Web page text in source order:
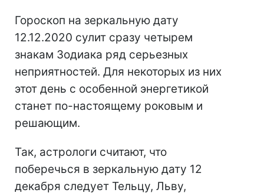
Гороскоп на зеркальную дату
12.12.2020 сулит сразу четырем
знакам Зодиака ряд серьезных
неприятностей. Для некоторых из них
этот день с особенной энергетикой
станет по-настоящему роковым и
решающим.
Так, астрологи считают, что
поберечься в зеркальную дату 12
декабря следует Тельцу, Льву,